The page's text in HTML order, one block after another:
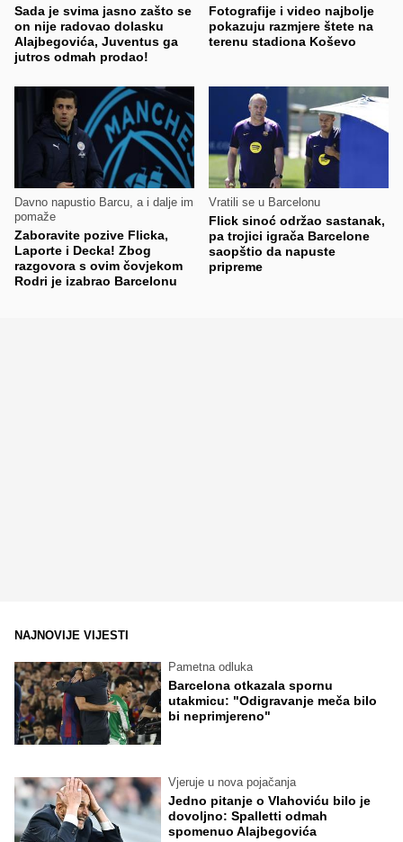
Sada je svima jasno zašto se
on nije radovao dolasku
Alajbegovića, Juventus ga
jutros odmah prodao!
Fotografije i video najbolje
pokazuju razmjere štete na
terenu stadiona Koševo
Davno napustio Barcu, a i dalje im
pomaže
Zaboravite pozive Flicka,
Laporte i Decka! Zbog
razgovora s ovim čovjekom
Rodri je izabrao Barcelonu
Vratili se u Barcelonu
Flick sinoć održao sastanak,
pa trojici igrača Barcelone
saopštio da napuste
pripreme
NAJNOVIJE VIJESTI
Pametna odluka
Barcelona otkazala spornu
utakmicu: "Odigravanje meča bilo
bi neprimjereno"
Vjeruje u nova pojačanja
Jedno pitanje o Vlahoviću bilo je
dovoljno: Spalletti odmah
spomenuo Alajbegovića